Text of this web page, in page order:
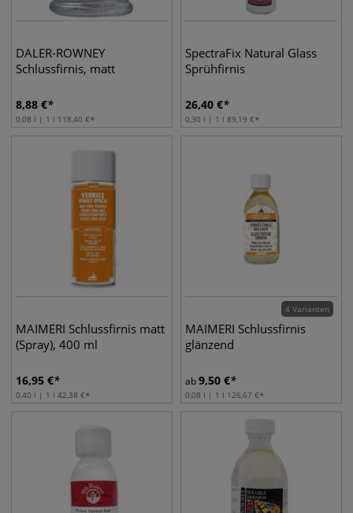
DALER-ROWNEY
Schlussfirnis, matt
8,88 €
0,08 l | 1 l 118,40 €
SpectraFix Natural Glass
Sprühfirnis
26,40 €
0,30 l | 1 l 89,19 €
MAIMERI Schlussfirnis matt
(Spray), 400 ml
16,95 €
0,40 l | 1 l 42,38 €
4 Varianten
MAIMERI Schlussfirnis
glänzend
ab9,50 €
0,08 l | 1 l 126,67 €